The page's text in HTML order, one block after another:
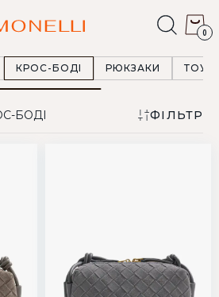
0
КРОС-БОДІ РЮКЗАКИ ТОУТ
БОДІ ФІЛЬТР